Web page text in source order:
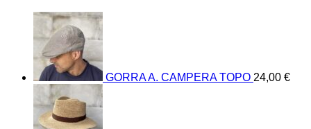
GORRA A. CAMPERA TOPO 24,00 €